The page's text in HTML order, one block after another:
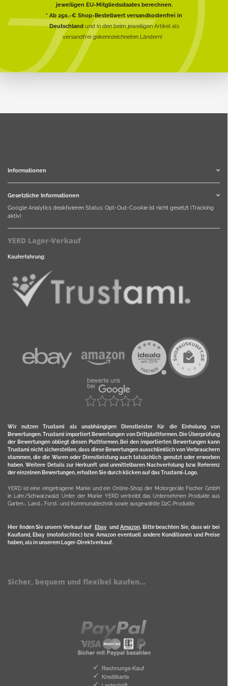
jeweiligen EU-Mitgliedsstaates berechnen.
* Ab 250,-€ Shop-Bestellwert versandkostenfrei in
Deutschlandund in den beim jeweiligen Artikel als
versandfrei gekennzeichneten Ländern!
Informationen
Gesetzliche Informationen
Google Analytics deaktivieren Status: Opt-Out-Cookie ist nicht gesetzt (Tracking
aktiv)
YERD Lager-Verkauf
Kauferfahrung:
Wir nutzen Trustami als unabhängigen Dienstleister für die Einholung von
Bewertungen. Trustami importiert Bewertungen von Drittplattformen. Die Überprüfung
der Bewertungen obliegt diesen Plattformen. Bei den importierten Bewertungen kann
Trustami nicht sicherstellen, dass diese Bewertungen ausschließlich von Verbrauchern
stammen, die die Waren oder Dienstleistung auch tatsächlich genutzt oder erworben
haben. Weitere Details zur Herkunft und unmittelbaren Nachverfolung bzw. Referenz
der einzelnen Bewertungen, erhalten Sie durch klicken auf das Trustami-Logo.
YERD ist eine eingetragene Marke und ein Online-Shop der Motorgeräte Fischer GmbH
in Lahr/Schwarzwald. Unter der Marke YERD vertreibt das Unternehmen Produkte aus
Garten-, Land-, Forst- und Kommunaltechnik sowie ausgewählte D2C-Produkte.
Hier finden Sie unsern Verkauf auf Ebayund Amazon. Bitte beachten Sie, dass wir bei
Kaufland, Ebay (motofischtec) bzw. Amazon eventuell andere Konditionen und Preise
haben, als in unserem Lager-Direktverkauf.
Sicher, bequem und flexibel kaufen...